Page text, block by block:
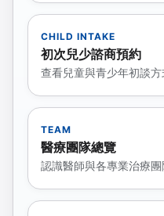
CHILD INTAKE
初次兒少諮商預約
查看兒童與青少年初談方
TEAM
醫療團隊總覽
認識醫師與各專業治療團